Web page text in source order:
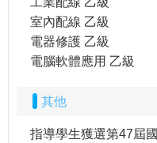
室內配線 乙級
電器修護 乙級
電腦軟體應用 乙級
其他
指導學生獲選第47屆